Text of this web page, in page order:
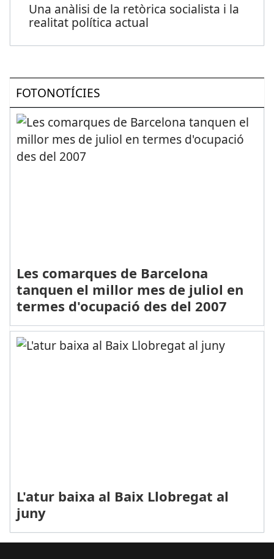
Una anàlisi de la retòrica socialista i la
realitat política actual
FOTONOTÍCIES
Les comarques de Barcelona
tanquen el millor mes de juliol en
termes d'ocupació des del 2007
L'atur baixa al Baix Llobregat al
juny